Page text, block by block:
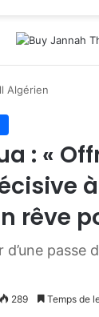
Algérien
: «
rêve
d’une passe
289 Temps de